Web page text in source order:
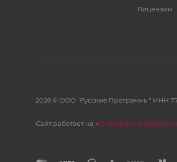
Лицензии
2026 © ООО "Русские Программы" ИНН
Сайт работает на «1С-Битрикс: